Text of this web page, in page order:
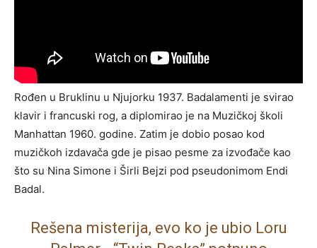
Rođen u Bruklinu u Njujorku 1937. Badalamenti je svirao
klavir i francuski rog, a diplomirao je na Muzičkoj školi
Manhattan 1960. godine. Zatim je dobio posao kod
muzičkoh izdavača gde je pisao pesme za izvođače kao
što su Nina Simone i Širli Bejzi pod pseudonimom Endi
Badal.
Rešena misterija, evo ko je ubio Loru